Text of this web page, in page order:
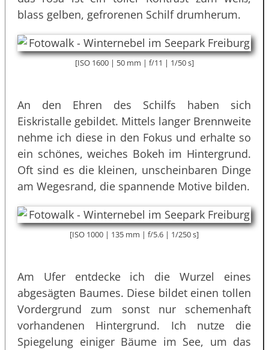
blass gelben, gefrorenen Schilf drumherum.
[ISO 1600 | 50 mm | f/11 | 1/50 s]
An den Ehren des Schilfs haben sich
Eiskristalle gebildet. Mittels langer Brennweite
nehme ich diese in den Fokus und erhalte so
ein schönes, weiches Bokeh im Hintergrund.
Oft sind es die kleinen, unscheinbaren Dinge
am Wegesrand, die spannende Motive bilden.
[ISO 1000 | 135 mm | f/5.6 | 1/250 s]
Am Ufer entdecke ich die Wurzel eines
abgesägten Baumes. Diese bildet einen tollen
Vordergrund zum sonst nur schemenhaft
vorhandenen Hintergrund. Ich nutze die
Spiegelung einiger Bäume im See, um das